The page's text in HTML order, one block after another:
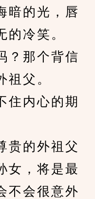
暗的光，唇
的冷笑。
那个背信
祖父。
内心的期
的外祖父
女，将是最
不会很意外